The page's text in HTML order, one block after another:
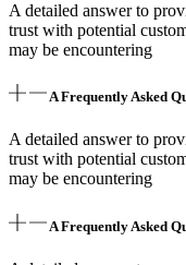
A detailed answer to
trust with potential
may be encountering
A Frequently Asked
A detailed answer to
trust with potential
may be encountering
A Frequently Asked